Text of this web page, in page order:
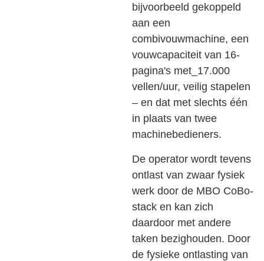
bijvoorbeeld gekoppeld
aan een
combivouwmachine, een
vouwcapaciteit van 16-
pagina's met_17.000
vellen/uur, veilig stapelen
– en dat met slechts één
in plaats van twee
machinebedieners.
De operator wordt tevens
ontlast van zwaar fysiek
werk door de MBO CoBo-
stack en kan zich
daardoor met andere
taken bezighouden. Door
de fysieke ontlasting van